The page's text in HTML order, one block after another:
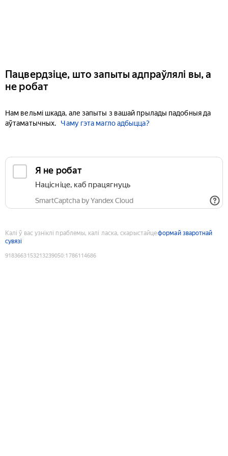
Пацвердзіце, што запыты адпраўлялі вы, а
не робат
Нам вельмі шкада, але запыты з вашай прылады падобныя да
аўтаматычных.
Чаму гэта магло адбыцца?
Я не робат
Націсніце, каб працягнуць
SmartCaptcha by Yandex Cloud
Калі ў вас узніклі праблемы, калі ласка, скарыстайцеформай зваротнай
сувязі
9183663153213239050:1786114686